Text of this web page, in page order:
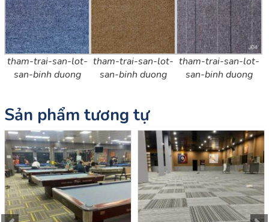
tham-trai-san-lot-
san-binh duong
tham-trai-san-lot-
san-binh duong
tham-trai-san-lot-
san-binh duong
Sản phẩm tương tự